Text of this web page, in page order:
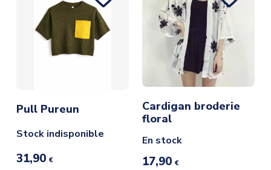
Pull Pureun
Stock indisponible
31,90 €
Cardigan broderie
floral
En stock
17,90 €